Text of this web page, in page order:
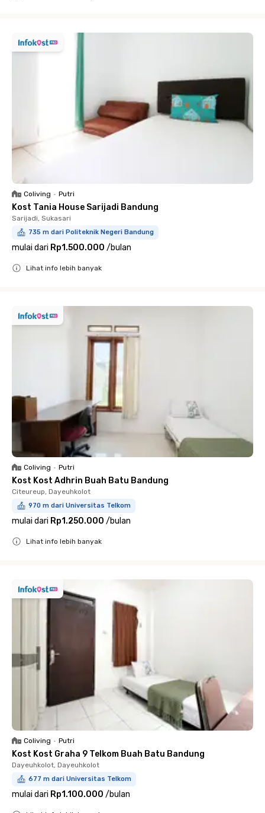
Coliving • Putri
Kost Tania House Sarijadi Bandung
Sarijadi, Sukasari
735 m dari Politeknik Negeri Bandung
mulai dari Rp1.500.000 /bulan
Lihat info lebih banyak
Coliving • Putri
Kost Kost Adhrin Buah Batu Bandung
Citeureup, Dayeuhkolot
970 m dari Universitas Telkom
mulai dari Rp1.250.000 /bulan
Lihat info lebih banyak
Coliving • Putri
Kost Kost Graha 9 Telkom Buah Batu Bandung
Dayeuhkolot, Dayeuhkolot
677 m dari Universitas Telkom
mulai dari Rp1.100.000 /bulan